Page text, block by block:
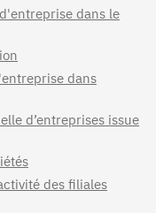
dans le
dans
d’entreprises issue
des filiales